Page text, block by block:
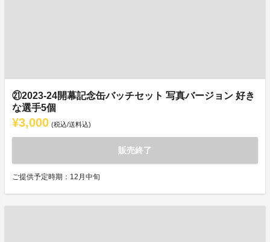
㉑2023-24開幕記念缶バッチセット 写真バージョン 好き
な選手5個
¥3,000 (税込/送料込)
販売終了
ご提供予定時期：12月中旬